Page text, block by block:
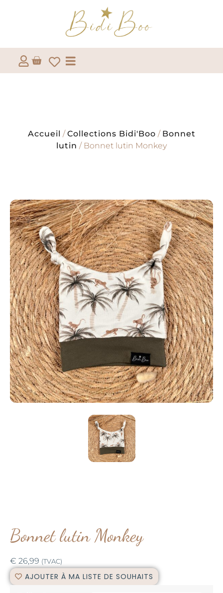
Accueil /Collections Bidi'Boo / Bonnet
lutin / Bonnet lutin Monkey
Bonnet lutin Monkey
€ 26,99 (TVAC)
AJOUTER À MA LISTE DE SOUHAITS